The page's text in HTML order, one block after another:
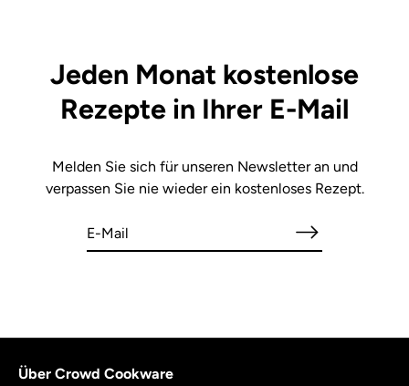
Jeden Monat kostenlose
Rezepte in Ihrer E-Mail
Melden Sie sich für unseren Newsletter an und
verpassen Sie nie wieder ein kostenloses Rezept.
Über Crowd Cookware